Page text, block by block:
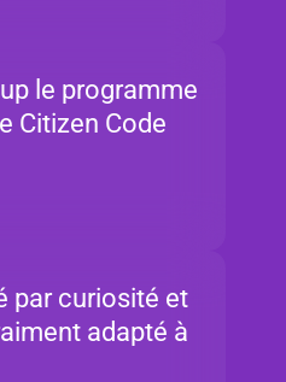
le programme
Citizen Code
par curiosité et
adapté à